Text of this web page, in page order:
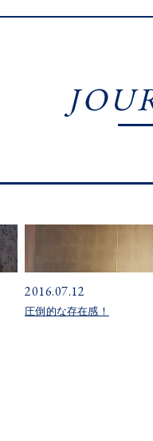
2016.07.12
圧倒的な存在感！